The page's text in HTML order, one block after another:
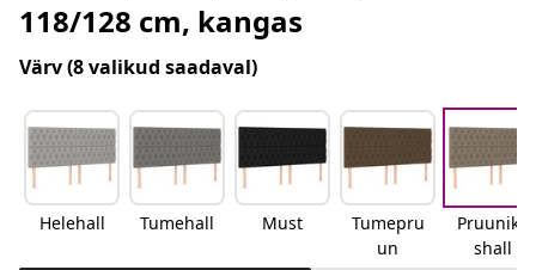
118/128 cm, kangas
Värv(8 valikud saadaval)
Helehall Tumehall Must
Tumepru
un
Pruunika
shall